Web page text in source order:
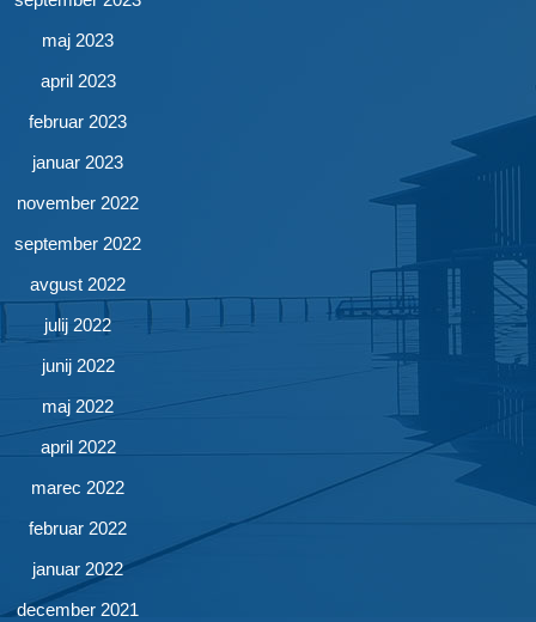
maj 2023
april 2023
februar 2023
januar 2023
november 2022
september 2022
avgust 2022
julij 2022
junij 2022
maj 2022
april 2022
marec 2022
februar 2022
januar 2022
december 2021